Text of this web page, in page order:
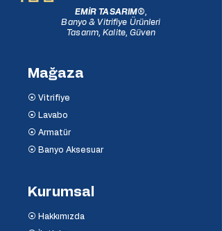
EMİR TASARIM®,
Banyo & Vitrifiye Ürünleri
Tasarım, Kalite, Güven
Mağaza
⦿ Vitrifiye
⦿ Lavabo
⦿ Armatür
⦿ Banyo Aksesuar
Kurumsal
⦿ Hakkımızda